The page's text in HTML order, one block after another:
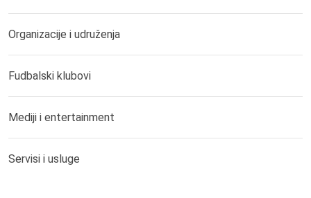
Organizacije i udruženja
Fudbalski klubovi
Mediji i entertainment
Servisi i usluge